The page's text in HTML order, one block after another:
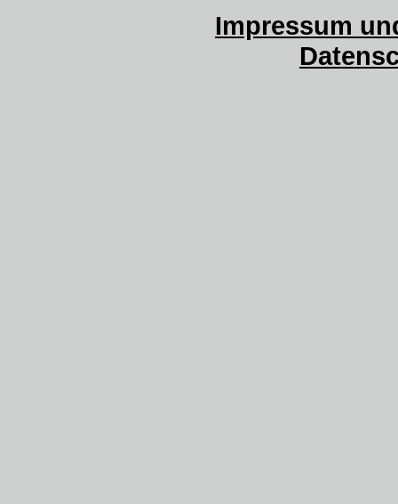
Impressum